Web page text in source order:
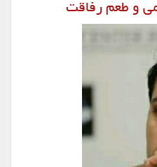
و طعم رفاقت